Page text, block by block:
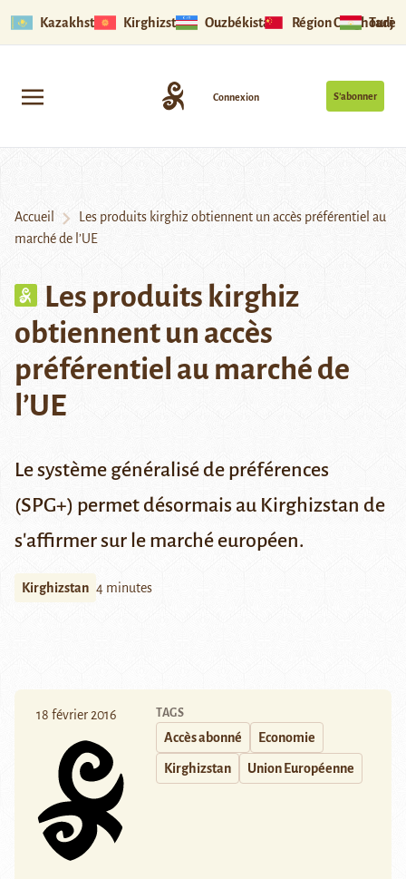
Kazakhstan Kirghizstan Ouzbékistan Région Ouïghoure
S’abonner
Connexion
Accueil
Les produits kirghiz obtiennent un accès préférentiel au
marché de l’UE
Les produits kirghiz
obtiennent un accès
préférentiel au marché de
l’UE
Le système généralisé de préférences
(SPG+) permet désormais au Kirghizstan de
s'affirmer sur le marché européen.
Kirghizstan 4 minutes
18 février 2016 TAGS
Accès abonné Economie
Kirghizstan Union Européenne